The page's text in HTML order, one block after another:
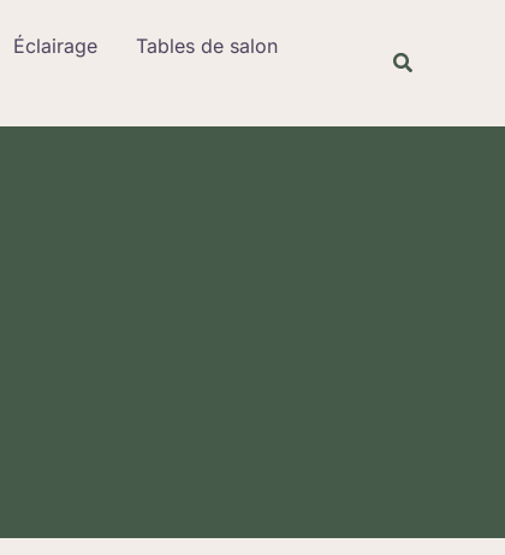
Éclairage
Tables de salon